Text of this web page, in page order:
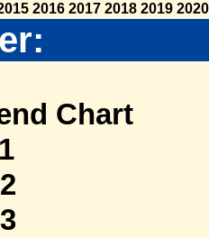
2016 2017 2018 2019 2020
Chart